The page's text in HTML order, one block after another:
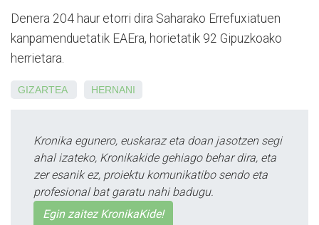
Denera 204 haur etorri dira Saharako Errefuxiatuen
kanpamenduetatik EAEra, horietatik 92 Gipuzkoako
herrietara.
GIZARTEA HERNANI
Kronika egunero, euskaraz eta doan jasotzen segi
ahal izateko, Kronikakide gehiago behar dira, eta
zer esanik ez, proiektu komunikatibo sendo eta
profesional bat garatu nahi badugu.
Egin zaitez KronikaKide!